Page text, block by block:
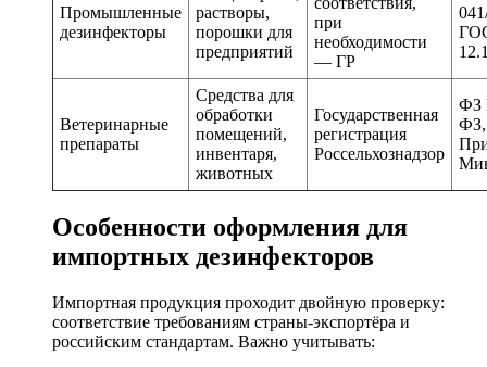
Промышленные
дезинфекторы
растворы,
порошки для
предприятий
при
необходимости
— ГР
Ветеринарные
препараты
Средства для
обработки
помещений,
инвентаря,
животных
Государственная
регистрация
Россельхознадзор
ФЗ
ФЗ,
Особенности оформления для
импортных дезинфекторов
Импортная продукция проходит двойную проверку:
соответствие требованиям страны-экспортёра и
российским стандартам. Важно учитывать: